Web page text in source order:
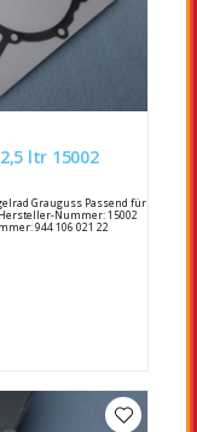
Geba Wasserpumpe 924 S 944 2,5 ltr 15002
Grauguss Passend für
Nummer: 15002
944 106 021 22